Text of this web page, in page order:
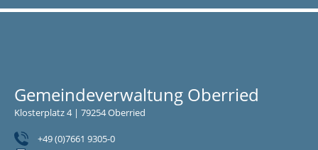
Gemeindeverwaltung Oberried
Klosterplatz 4 | 79254 Oberried
+49 (0)7661 9305-0